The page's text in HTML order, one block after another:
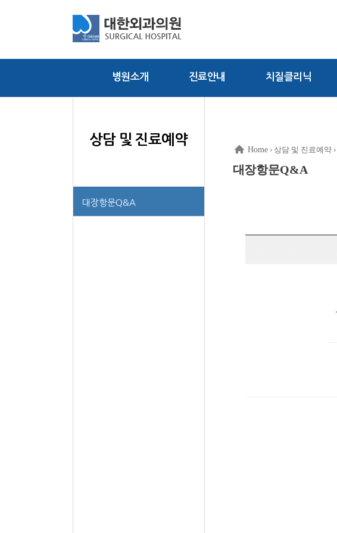
병원소개 진료안내 치질클리닉
상담 및 진료예약
대장항문Q&A
Home› 상담 및 진료예약 ›
대장항문Q&A